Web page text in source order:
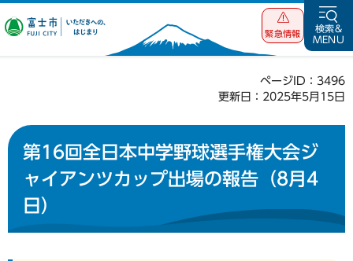
富士市 いただ
緊急情報
検索&
MENU
ページID：3496
更新日：2025年5月15日
第16回全日本中学野球選手権大会ジ
ャイアンツカップ出場の報告（8月4
日）